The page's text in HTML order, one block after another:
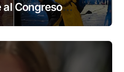
Congreso